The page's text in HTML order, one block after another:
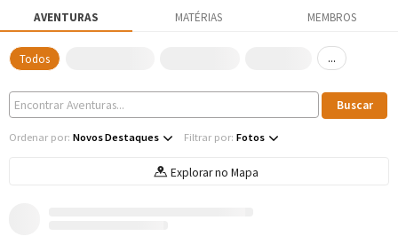
AVENTURAS MATÉRIAS MEMBROS
Todos ...
Ordenar por: Novos Destaques Filtrar por: Fotos
Explorar no Mapa